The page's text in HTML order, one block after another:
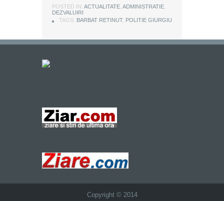
POSTED IN: ACTUALITATE ADMINISTRATIE
DEZVALUIRI
TAGS: BARBAT RETINUT, POLITIE GIURGIU
Copyright © 2014